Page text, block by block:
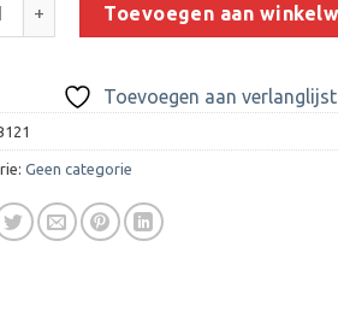
Toevoegen aan
Toevoegen aan verlanglijst
Geen categorie